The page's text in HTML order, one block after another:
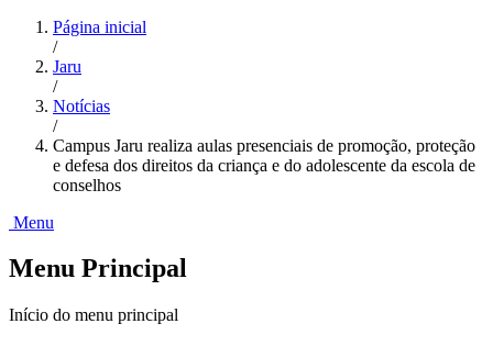
Página inicial
/
Jaru
/
Notícias
/
Campus Jaru realiza aulas presenciais de promoção, proteção
e defesa dos direitos da criança e do adolescente da escola de
conselhos
Menu
Menu Principal
Início do menu principal